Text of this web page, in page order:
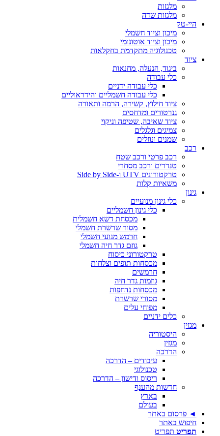
מלגזות
מלגזות שדה
היי-טק
מיכון וציוד חשמלי
מיכון וציוד אוטונומי
טכנולוגיה מתקדמת בחקלאות
ציוד
ביגוד, הנעלה, מחנאות
כלי עבודה
כלי עבודה ידניים
כלי עבודה חשמליים והידראוליים
ציוד חילוץ, קשירה, הרמה ותאורה
גנרטורים ומדחסים
ציוד שאיבה, שטיפה וניקוי
צמיגים וגלגלים
שמנים ונוזלים
רכב
רכב פרטי ורכב שטח
טנדרים ורכב מסחרי
טרקטורונים UTV ו-Side by Side
משאיות קלות
גינון
כלי גינון מנועיים
כלי גינון חשמליים
מכסחת דשא חשמלית
מסור שרשרת חשמלי
חרמש מנועי חשמלי
גוזם גדר חיה חשמלי
טרקטורוני כיסוח
מכסחות תופים וצלחות
חרמשים
גוזמות גדר חיה
מכסחות נדחפות
מסורי שרשרת
מפוחי עלים
כלים ידניים
מגזין
היסטוריה
מגזין
הדרכה
עיבודים – הדרכה
טכנולוגי
ריסוס ודישון – הדרכה
חדשות מהענף
בארץ
בעולם
◄ פרסום באתר
חיפוש באתר
תפריט תפריט